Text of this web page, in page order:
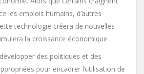
les emplois humains, d’autres
technologie créera de nouvelles
la croissance économique.
des politiques et des
pour encadrer l’utilisation de